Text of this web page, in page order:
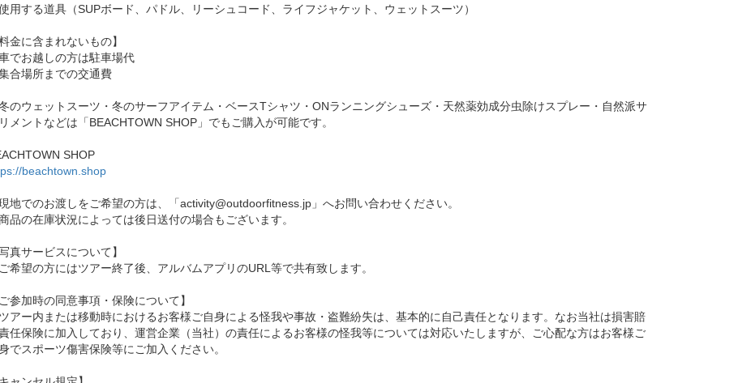
使用する道具（SUPボード、パドル、リーシュコード、ライフジャケット、ウェットスーツ）
料金に含まれないもの】
車でお越しの方は駐車場代
集合場所までの交通費
のウェットスーツ・冬のサーフアイテム・ベースTシャツ・ONランニングシューズ・天然薬効成分虫除けスプレー・自然派サ
メントなどは「BEACHTOWN SHOP」でもご購入が可能です。
SHOP
beachtown.shop
地でのお渡しをご希望の方は、「activity@outdoorfitness.jp」へお問い合わせください。
品の在庫状況によっては後日送付の場合もございます。
写真サービスについて】
ご希望の方にはツアー終了後、アルバムアプリのURL等で共有致します。
ご参加時の同意事項・保険について】
アー内または移動時におけるお客様ご自身による怪我や事故・盗難紛失は、基本的に自己責任となります。なお当社は損害賠
任保険に加入しており、運営企業（当社）の責任によるお客様の怪我等については対応いたしますが、ご心配な方はお客様ご
でスポーツ傷害保険等にご加入ください。